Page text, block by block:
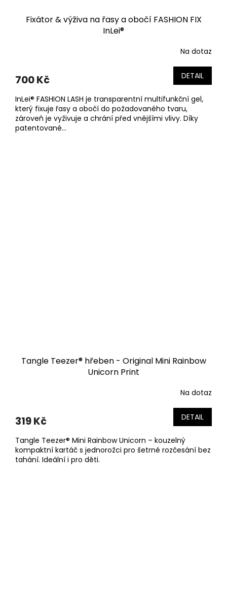
Fixátor & výživa na řasy a obočí FASHION FIX
InLei®
Na dotaz
700 Kč DETAIL
InLei® FASHION LASH je transparentní multifunkční gel,
který fixuje řasy a obočí do požadovaného tvaru,
zároveň je vyživuje a chrání před vnějšími vlivy. Díky
patentované...
Tangle Teezer® hřeben - Original Mini Rainbow
Unicorn Print
Na dotaz
319 Kč DETAIL
Tangle Teezer® Mini Rainbow Unicorn – kouzelný
kompaktní kartáč s jednorožci pro šetrné rozčesání bez
tahání. Ideální i pro děti.